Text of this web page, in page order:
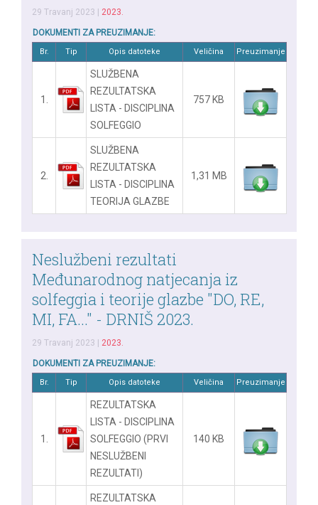
29 Travanj 2023 2023.
DOKUMENTI ZA PREUZIMANJE:
Br. Tip Opis datoteke Veličina Preuzimanje
1.
SLUŽBENA
REZULTATSKA
LISTA - DISCIPLINA
SOLFEGGIO
757 KB
2.
SLUŽBENA
REZULTATSKA
LISTA - DISCIPLINA
TEORIJA GLAZBE
1,31 MB
Neslužbeni rezultati
Međunarodnog natjecanja iz
solfeggia i teorije glazbe "DO, RE,
MI, FA..." - DRNIŠ 2023.
29 Travanj 2023 2023.
DOKUMENTI ZA PREUZIMANJE:
Br. Tip Opis datoteke Veličina Preuzimanje
1.
REZULTATSKA
LISTA - DISCIPLINA
SOLFEGGIO (PRVI
NESLUŽBENI
REZULTATI)
140 KB
REZULTATSKA